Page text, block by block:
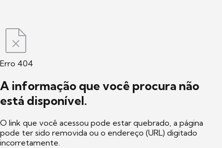
Erro 404
A informação que você procura não
está disponível.
O link que você acessou pode estar quebrado, a página
pode ter sido removida ou o endereço (URL) digitado
incorretamente.